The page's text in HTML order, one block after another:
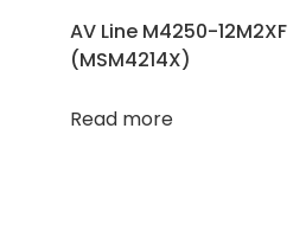
AV Line M4250-12M2XF
(MSM4214X)
Read more